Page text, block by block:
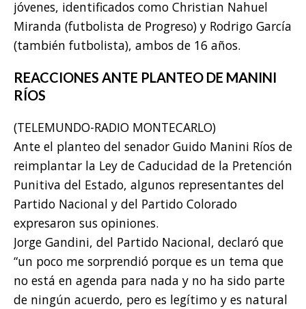
jóvenes, identificados como Christian Nahuel
Miranda (futbolista de Progreso) y Rodrigo García
(también futbolista), ambos de 16 años.
REACCIONES ANTE PLANTEO DE MANINI
RÍOS
(TELEMUNDO-RADIO MONTECARLO)
Ante el planteo del senador Guido Manini Ríos de
reimplantar la Ley de Caducidad de la Pretención
Punitiva del Estado, algunos representantes del
Partido Nacional y del Partido Colorado
expresaron sus opiniones.
Jorge Gandini, del Partido Nacional, declaró que
“un poco me sorprendió porque es un tema que
no está en agenda para nada y no ha sido parte
de ningún acuerdo, pero es legítimo y es natural